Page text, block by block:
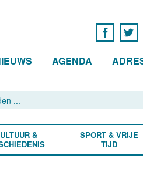
AGENDA
&
SPORT & VRIJE
TIJD